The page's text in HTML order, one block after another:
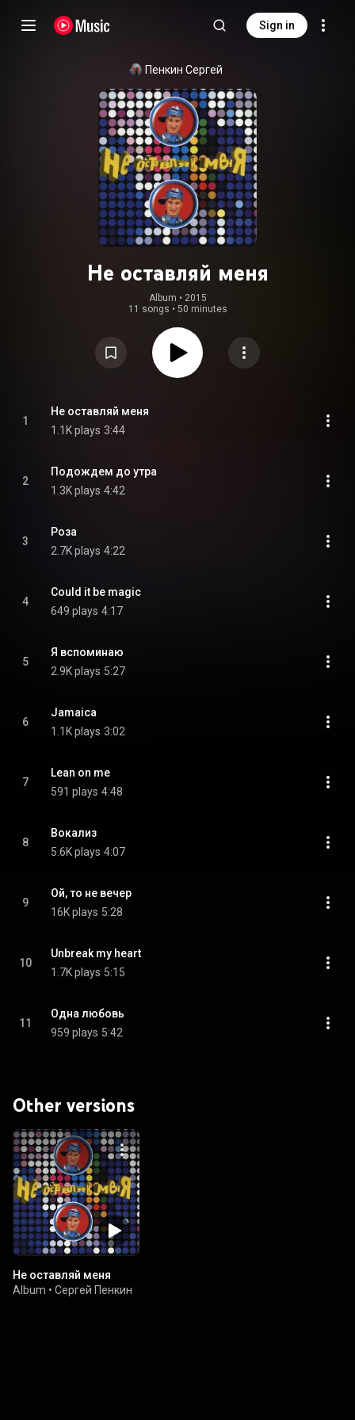
Sign in
Пенкин Сергей
Не оставляй меня
Album • 2015
11 songs • 50 minutes
1
Не оставляй меня
1.1K plays 3:44
2
Подождем до утра
1.3K plays 4:42
3
Роза
2.7K plays 4:22
4
Could it be magic
649 plays 4:17
5
Я вспоминаю
2.9K plays 5:27
6
Jamaica
1.1K plays 3:02
7
Lean on me
591 plays 4:48
8
Вокализ
5.6K plays 4:07
9
Ой, то не вечер
16K plays 5:28
10
Unbreak my heart
1.7K plays 5:15
11
Одна любовь
959 plays 5:42
Other versions
Не оставляй меня
Album • Сергей Пенкин